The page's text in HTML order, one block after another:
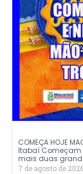
COMEÇA HOJE
Itabaí Começam
mais duas
7 de agosto de 2026